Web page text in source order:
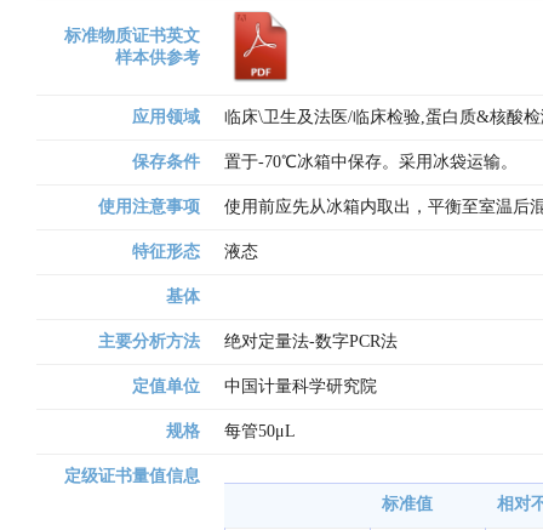
标准物质证书英文
样本供参考
应用领域 临床\卫生及法医/临床检验,蛋白质&核酸
保存条件 置于-70℃冰箱中保存。采用冰袋运输。
使用注意事项 使用前应先从冰箱内取出，平衡至室温后
特征形态 液态
基体
主要分析方法 绝对定量法-数字PCR法
定值单位 中国计量科学研究院
规格 每管50μL
定级证书量值信息
标准值
相对